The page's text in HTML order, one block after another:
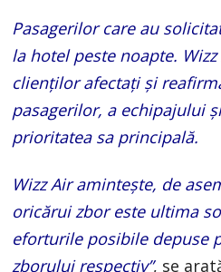
Pasagerilor care au
la hotel peste noapte.
clienților afectați și
pasagerilor, a echipajului
prioritatea sa principală.
Wizz Air amintește, de
oricărui zbor este ultima
eforturile posibile depuse
zborului respectiv”, se